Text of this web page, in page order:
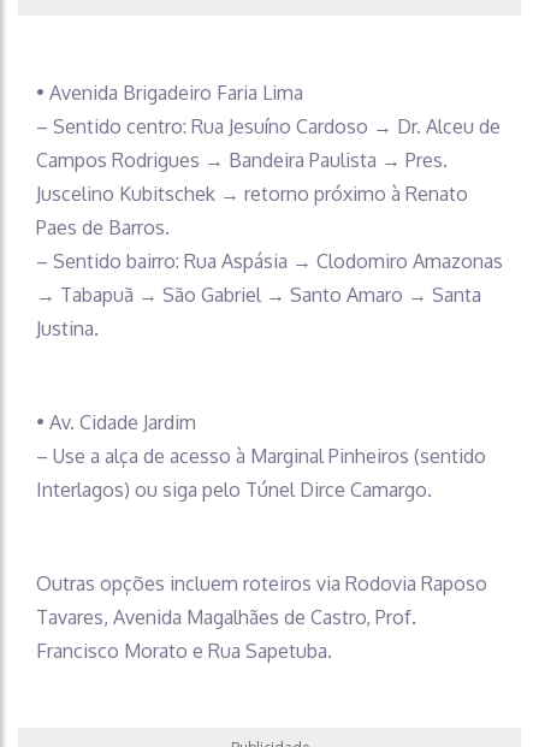
• Avenida Brigadeiro Faria Lima
– Sentido centro: Rua Jesuíno Cardoso → Dr. Alceu de
Campos Rodrigues → Bandeira Paulista → Pres.
Juscelino Kubitschek → retorno próximo à Renato
Paes de Barros.
– Sentido bairro: Rua Aspásia → Clodomiro Amazonas
→ Tabapuã → São Gabriel → Santo Amaro → Santa
Justina.
• Av. Cidade Jardim
– Use a alça de acesso à Marginal Pinheiros (sentido
Interlagos) ou siga pelo Túnel Dirce Camargo.
Outras opções incluem roteiros via Rodovia Raposo
Tavares, Avenida Magalhães de Castro, Prof.
Francisco Morato e Rua Sapetuba.